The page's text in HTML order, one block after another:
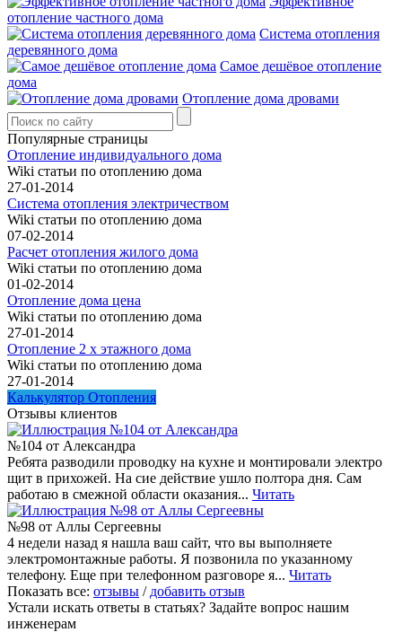
отопление частного дома
Система отопления
деревянного дома
Самое дешёвое отопление
дома
Отопление дома дровами
Популярные страницы
Отопление индивидуального дома
Wiki статьи по отоплению дома
27-01-2014
Система отопления электричеством
Wiki статьи по отоплению дома
07-02-2014
Расчет отопления жилого дома
Wiki статьи по отоплению дома
01-02-2014
Отопление дома цена
Wiki статьи по отоплению дома
27-01-2014
Отопление 2 х этажного дома
Wiki статьи по отоплению дома
27-01-2014
Калькулятор Отопления
Отзывы клиентов
№104 от Александра
Ребята разводили проводку на кухне и монтировали электро
щит в прихожей. На сие действие ушло полтора дня. Сам
работаю в смежной области оказания... Читать
№98 от Аллы Сергеевны
4 недели назад я нашла ваш сайт, что вы выполняете
электромонтажные работы. Я позвонила по указанному
телефону. Еще при телефонном разговоре я... Читать
Показать все: отзывы / добавить отзыв
Устали искать ответы в статьях? Задайте вопрос нашим
инженерам